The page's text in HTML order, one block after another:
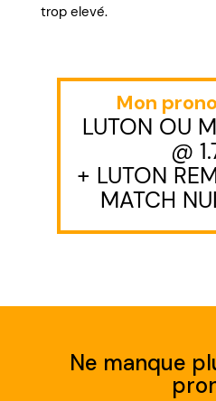
trop elevé.
Mon
LUTON OU
@
+ LUTON
MATCH
Ne manque